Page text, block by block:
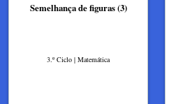
Semelhança de figuras (3)
3.º Ciclo | Matemática